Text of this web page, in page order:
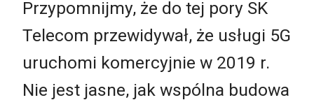
Przypomnijmy, że do tej pory SK
Telecom przewidywał, że usługi 5G
uruchomi komercyjnie w 2019 r.
Nie jest jasne, jak wspólna budowa